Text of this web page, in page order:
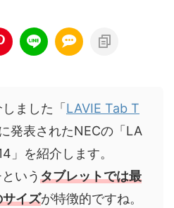
ました「 LAVIE Tab T
発表されたNECの「LA
」を紹介します。
いうタブレットでは最
イズが特徴的ですね。